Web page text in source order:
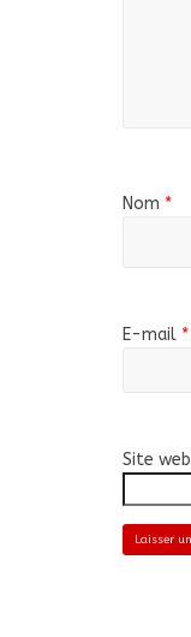
Nom *
E-mail *
Site web